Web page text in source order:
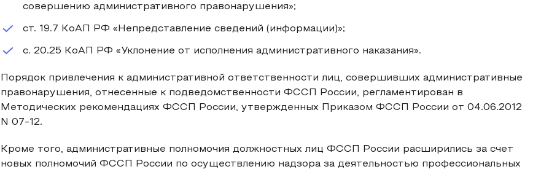
совершению административного правонарушения»;
ст. 19.7 КоАП РФ «Непредставление сведений (информации)»;
с. 20.25 КоАП РФ «Уклонение от исполнения административного наказания».
Порядок привлечения к административной ответственности лиц, совершивших административные
правонарушения, отнесенные к подведомственности ФССП России, регламентирован в
Методических рекомендациях ФССП России, утвержденных Приказом ФССП России от 04.06.2012
N 07-12.
Кроме того, административные полномочия должностных лиц ФССП России расширились за счет
новых полномочий ФССП России по осуществлению надзора за деятельностью профессиональных